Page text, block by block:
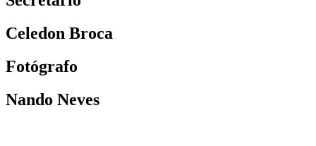
Celedon Broca
Fotógrafo
Nando Neves